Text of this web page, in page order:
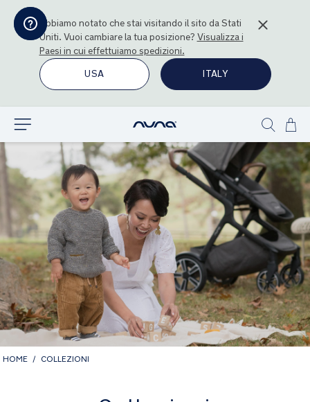
Abbiamo notato che stai visitando il sito daStati
Uniti. Vuoi cambiare la tua posizione? Visualizza i
Paesi in cui effettuiamo spedizioni.
USA
ITALY
al
Show
search
HOME COLLEZIONI